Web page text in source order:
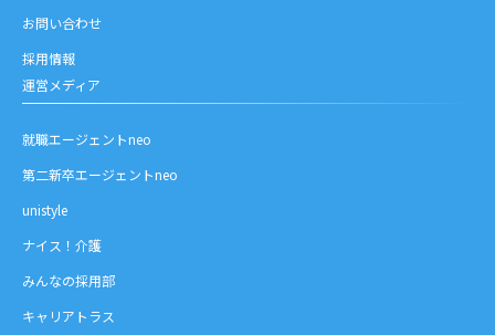
お問い合わせ
採用情報
運営メディア
就職エージェントneo
第二新卒エージェントneo
unistyle
ナイス！介護
みんなの採用部
キャリアトラス